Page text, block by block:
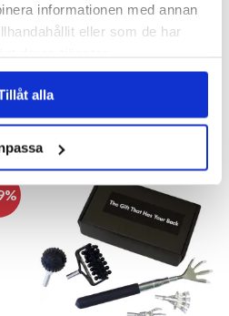
informationen med annan
eller som de har
alla